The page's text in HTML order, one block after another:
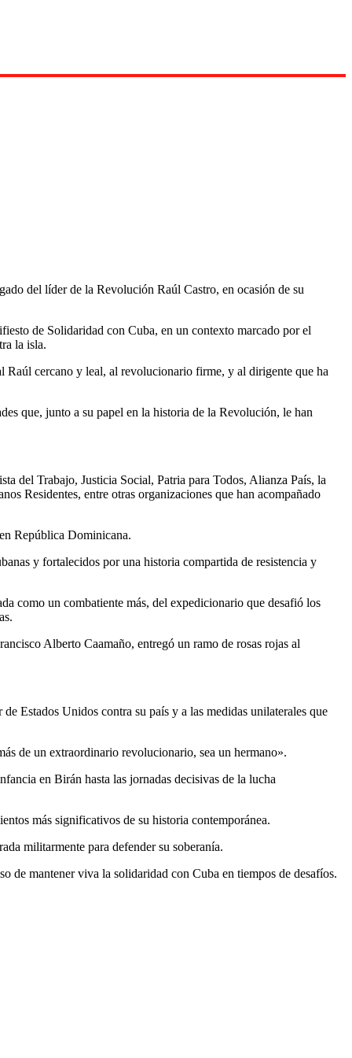
del líder de la Revolución Raúl Castro, en ocasión de su
de Solidaridad con Cuba, en un contexto marcado por el
la isla.
Raúl cercano y leal, al revolucionario firme, y al dirigente que ha
que, junto a su papel en la historia de la Revolución, le han
del Trabajo, Justicia Social, Patria para Todos, Alianza País, la
Residentes, entre otras organizaciones que han acompañado
República Dominicana.
y fortalecidos por una historia compartida de resistencia y
como un combatiente más, del expedicionario que desafió los
Alberto Caamaño, entregó un ramo de rosas rojas al
Estados Unidos contra su país y a las medidas unilaterales que
de un extraordinario revolucionario, sea un hermano».
en Birán hasta las jornadas decisivas de la lucha
más significativos de su historia contemporánea.
militarmente para defender su soberanía.
de mantener viva la solidaridad con Cuba en tiempos de desafíos.